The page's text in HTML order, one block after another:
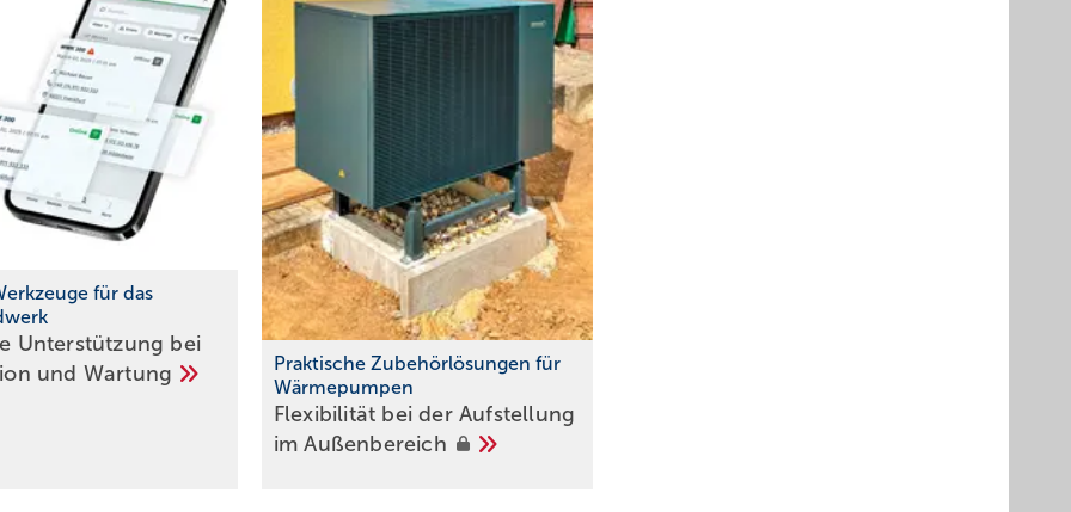
für das
Unterstützung bei
und Wartung
Praktische Zubehörlösungen für
Wärmepumpen
Flexibilität bei der Aufstellung
imAußenbereich